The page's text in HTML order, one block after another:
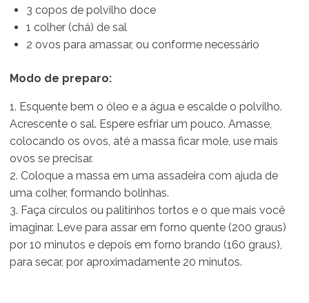
3 copos de polvilho doce
1 colher (chá) de sal
2 ovos para amassar, ou conforme necessário
Modo de preparo:
1. Esquente bem o óleo e a água e escalde o polvilho.
Acrescente o sal. Espere esfriar um pouco. Amasse,
colocando os ovos, até a massa ficar mole, use mais
ovos se precisar.
2. Coloque a massa em uma assadeira com ajuda de
uma colher, formando bolinhas.
3. Faça círculos ou palitinhos tortos e o que mais você
imaginar. Leve para assar em forno quente (200 graus)
por 10 minutos e depois em forno brando (160 graus),
para secar, por aproximadamente 20 minutos.